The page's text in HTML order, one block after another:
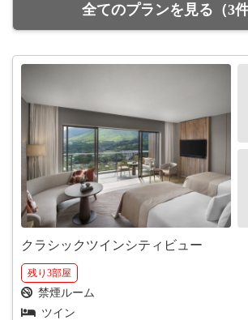
全てのプランを見る（3
クラシックツインシティビュー
残り3部屋
禁煙ルーム
ツイン